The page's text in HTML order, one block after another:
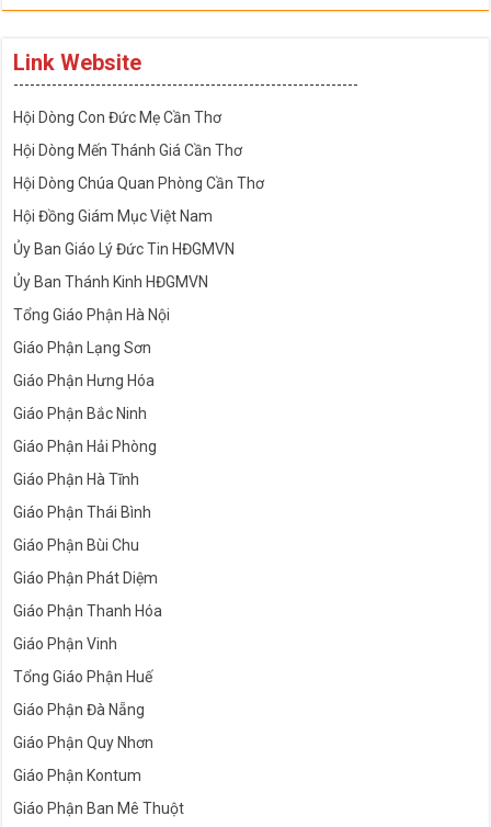
Link Website
---------------------------------------------------------------
Hội Dòng Con Đức Mẹ Cần Thơ
Hội Dòng Mến Thánh Giá Cần Thơ
Hội Dòng Chúa Quan Phòng Cần Thơ
Hội Đồng Giám Mục Việt Nam
Ủy Ban Giáo Lý Đức Tin HĐGMVN
Ủy Ban Thánh Kinh HĐGMVN
Tổng Giáo Phận Hà Nội
Giáo Phận Lạng Sơn
Giáo Phận Hưng Hóa
Giáo Phận Bắc Ninh
Giáo Phận Hải Phòng
Giáo Phận Hà Tĩnh
Giáo Phận Thái Bình
Giáo Phận Bùi Chu
Giáo Phận Phát Diệm
Giáo Phận Thanh Hóa
Giáo Phận Vinh
Tổng Giáo Phận Huế
Giáo Phận Đà Nẵng
Giáo Phận Quy Nhơn
Giáo Phận Kontum
Giáo Phận Ban Mê Thuột